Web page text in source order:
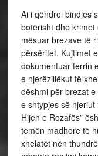
Ai i qëndroi bindjes
botërisht dhe
mësuar brezave të
përsëritet. Kujtimet
dokumentuar ferrin
e njerëzillëkut të
dëshmi për brezat
e shtypjes së
Hijen e Rozafës”
temën madhore të
xhelatët nën